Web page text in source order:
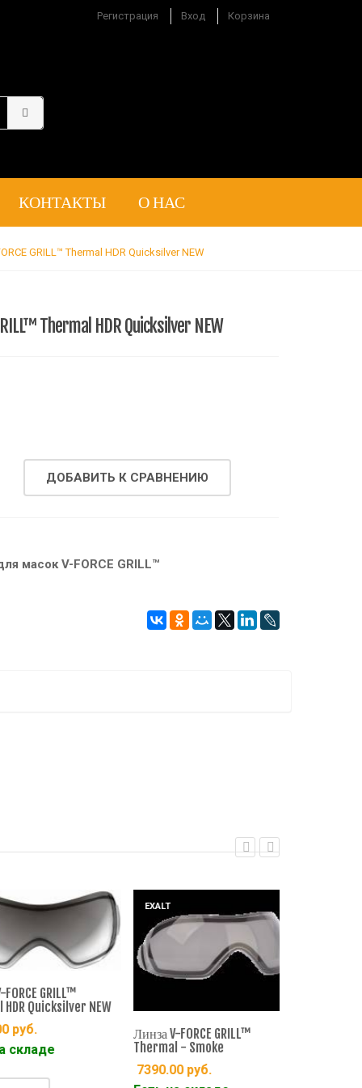
Регистрация Вход Корзина
КОНТАКТЫ О НАС
GRILL™ Thermal HDR Quicksilver NEW
Thermal HDR Quicksilver NEW
ДОБАВИТЬ К СРАВНЕНИЮ
масок V-FORCE GRILL™
GRILL™
Quicksilver NEW
EXALT
Линза V-FORCE GRILL™
Thermal - Smoke
7390.00руб.